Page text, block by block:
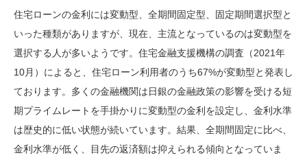
住宅ローンの金利には変動型、全期間固定型、固定期間選択型と
いった種類がありますが、現在、主流となっているのは変動型を
選択する人が多いようです。住宅金融支援機構の調査（2021年
10月）によると、住宅ローン利用者のうち67%が変動型と発表し
ております。多くの金融機関は日銀の金融政策の影響を受ける短
期プライムレートを手掛かりに変動型の金利を設定し、金利水準
は歴史的に低い状態が続いています。結果、全期間固定に比べ、
金利水準が低く、目先の返済額は抑えられる傾向となっていま